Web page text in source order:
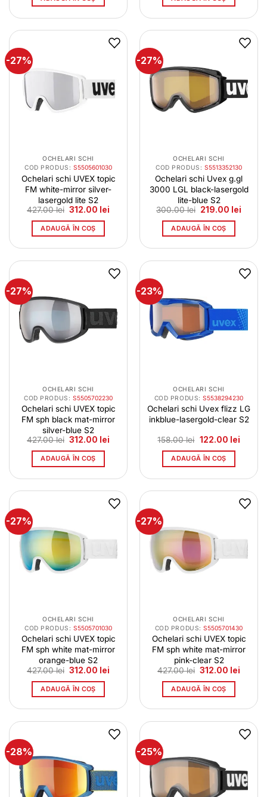
fost:
fost:
-27%
OCHELARI SCHI
COD PRODUS: S5505601030
Ochelari schi UVEX topic
FM white-mirror silver-
lasergold lite S2
427.00lei Prețul
a
fost:
312.00 lei
ADAUGĂ ÎN COȘ
-27%
OCHELARI SCHI
COD PRODUS: S5513352130
Ochelari schi Uvex g.gl
3000 LGL black-lasergold
lite-blue S2
300.00lei Prețul
a
fost:
219.00 lei
ADAUGĂ ÎN COȘ
-27%
OCHELARI SCHI
COD PRODUS: S5505702230
Ochelari schi UVEX topic
FM sph black mat-mirror
silver-blue S2
427.00lei Prețul
a
fost:
427.00 lei.
312.00 lei
ADAUGĂ ÎN COȘ
-23%
OCHELARI SCHI
COD PRODUS:S5538294230
Ochelari schi Uvex flizz LG
inkblue-lasergold-clear S2
158.00lei Prețul
a
fost:
158.00 lei.
122.00 leiPrețul
ADAUGĂ ÎN COȘ
-27%
OCHELARI SCHI
COD PRODUS: S5505701030
Ochelari schi UVEX topic
FM sph white mat-mirror
orange-blue S2
427.00lei Prețul
a
fost:
312.00 lei
ADAUGĂ ÎN COȘ
-27%
OCHELARI SCHI
COD PRODUS:S5505701430
Ochelari schi UVEX topic
FM sph white mat-mirror
pink-clear S2
427.00lei Prețul
a
fost:
312.00 lei
ADAUGĂ ÎN COȘ
-28% -25%